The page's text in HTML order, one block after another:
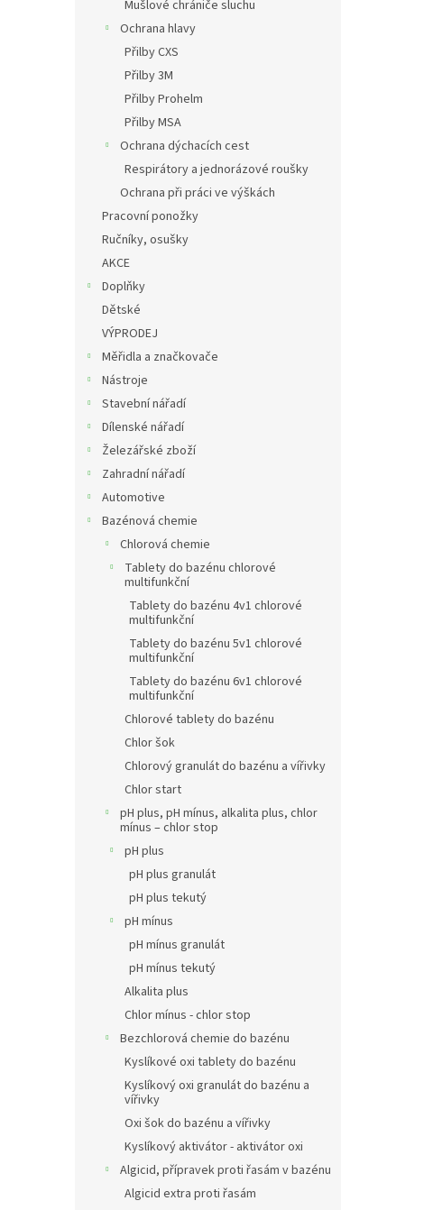
Mušlové chrániče sluchu
Ochrana hlavy
Přilby CXS
Přilby 3M
Přilby Prohelm
Přilby MSA
Ochrana dýchacích cest
Respirátory a jednorázové roušky
Ochrana při práci ve výškách
Pracovní ponožky
Ručníky, osušky
AKCE
Doplňky
Dětské
VÝPRODEJ
Měřidla a značkovače
Nástroje
Stavební nářadí
Dílenské nářadí
Železářské zboží
Zahradní nářadí
Automotive
Bazénová chemie
Chlorová chemie
Tablety do bazénu chlorové
multifunkční
Tablety do bazénu 4v1 chlorové
multifunkční
Tablety do bazénu 5v1 chlorové
multifunkční
Tablety do bazénu 6v1 chlorové
multifunkční
Chlorové tablety do bazénu
Chlor šok
Chlorový granulát do bazénu a vířivky
Chlor start
pH plus, pH mínus, alkalita plus, chlor
mínus – chlor stop
pH plus
pH plus granulát
pH plus tekutý
pH mínus
pH mínus granulát
pH mínus tekutý
Alkalita plus
Chlor mínus - chlor stop
Bezchlorová chemie do bazénu
Kyslíkové oxi tablety do bazénu
Kyslíkový oxi granulát do bazénu a
vířivky
Oxi šok do bazénu a vířivky
Kyslíkový aktivátor - aktivátor oxi
Algicid, přípravek proti řasám v bazénu
Algicid extra proti řasám